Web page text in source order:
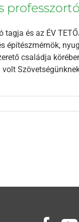
és az ÉV
építészmérnök,
családja